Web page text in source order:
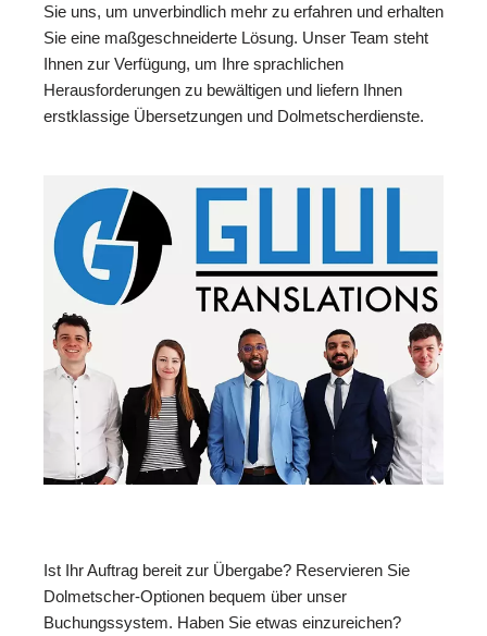
Sie uns, um unverbindlich mehr zu erfahren und erhalten
Sie eine maßgeschneiderte Lösung. Unser Team steht
Ihnen zur Verfügung, um Ihre sprachlichen
Herausforderungen zu bewältigen und liefern Ihnen
erstklassige Übersetzungen und Dolmetscherdienste.
Ist Ihr Auftrag bereit zur Übergabe? Reservieren Sie
Dolmetscher-Optionen bequem über unser
Buchungssystem. Haben Sie etwas einzureichen?